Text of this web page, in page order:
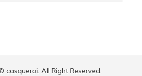
casqueroi. All Right Reserved.